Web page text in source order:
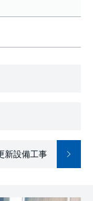
新設備工事